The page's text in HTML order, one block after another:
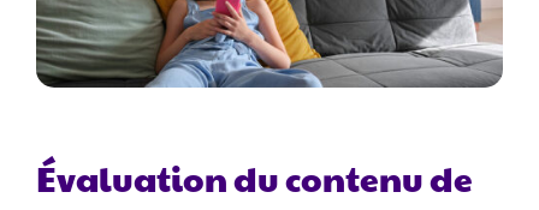
Évaluation du contenu de